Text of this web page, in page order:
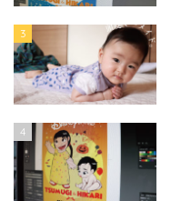
3
4